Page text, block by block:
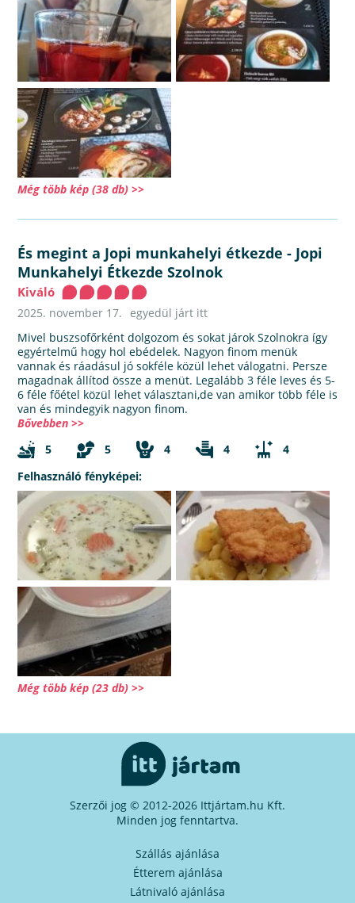
Még több kép (38 db) >>
És megint a Jopi munkahelyi étkezde - Jopi
Munkahelyi Étkezde Szolnok
Kiváló
2025. november 17.
egyedül járt itt
Mivel buszsofőrként dolgozom és sokat járok Szolnokra így
egyértelmű hogy hol ebédelek. Nagyon finom menük
vannak és ráadásul jó sokféle közül lehet válogatni. Persze
magadnak állítod össze a menüt. Legalább 3 féle leves és 5-
6 féle főétel közül lehet választani,de van amikor több féle is
van és mindegyik nagyon finom.
Bővebben >>
5
5 4 4
4
Felhasználó fényképei:
Még több kép (23 db) >>
Szerzői jog © 2012-2026 Ittjártam.hu Kft.
Minden jog fenntartva.
Szállás ajánlása
Étterem ajánlása
Látnivaló ajánlása